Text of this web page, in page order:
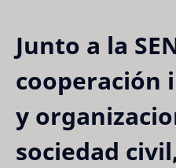
Junto a la
cooperación
y
sociedad